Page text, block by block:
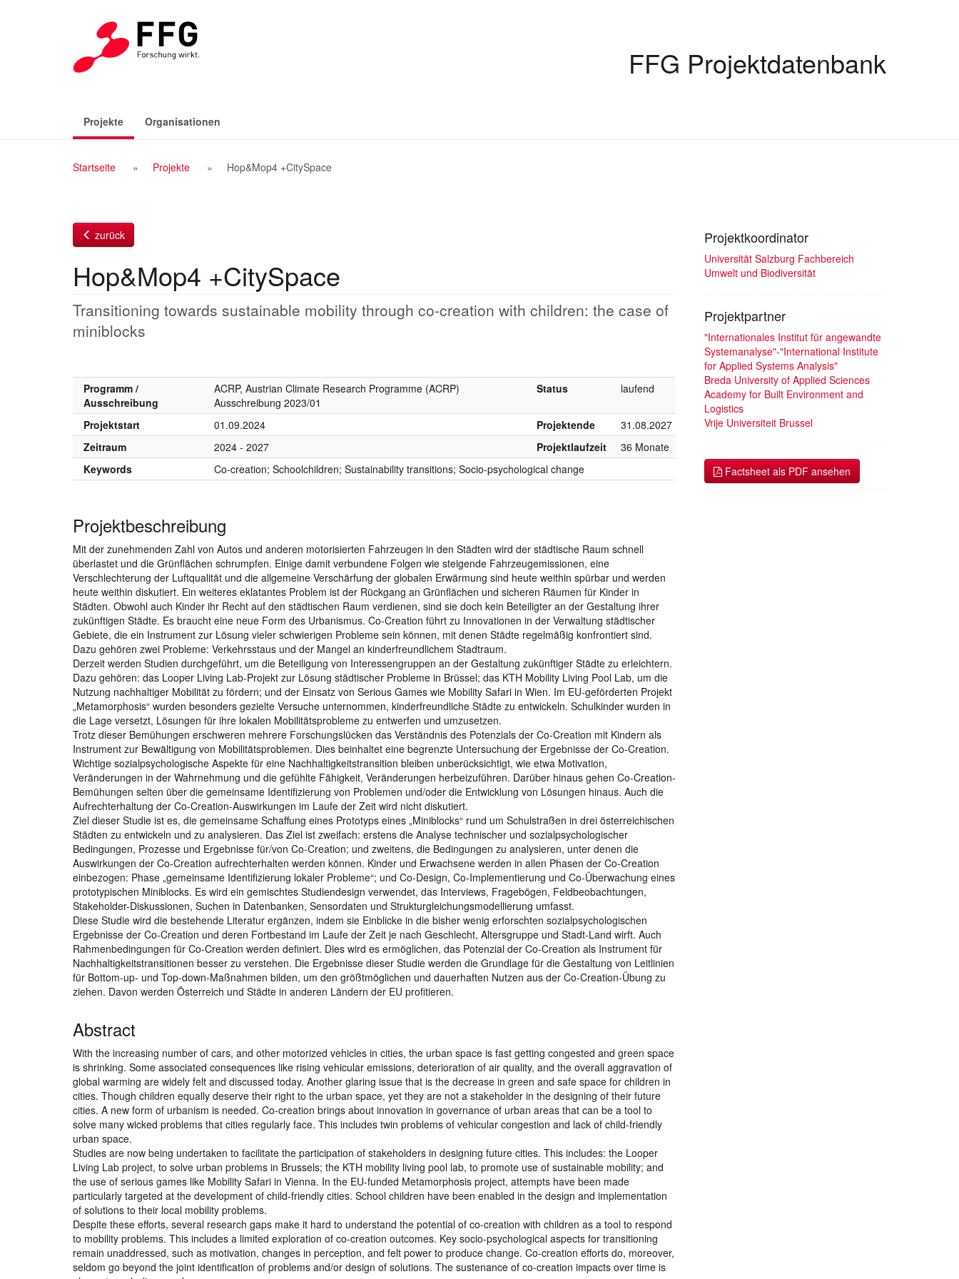
FFG Projektdatenbank
Projekte(aktiv)Organisationen
Breadcrumb
Startseite Projekte Hop&Mop4 +CitySpace
zurück
Hop&Mop4 +CitySpace
Transitioning towards sustainable mobility through co-creation with children: the case of
miniblocks
Programm /
Ausschreibung
ACRP, Austrian Climate Research Programme (ACRP)
Ausschreibung 2023/01
Status laufend
Projektstart 01.09.2024 Projektende
31.08.2027
Zeitraum
2024 - 2027 Projektlaufzeit
36 Monate
Keywords
Co-creation; Schoolchildren; Sustainability transitions; Socio-psychological change
Projektbeschreibung
Mit der zunehmenden Zahl von Autos und anderen motorisierten Fahrzeugen in den Städten wird der städtische Raum schnell
überlastet und die Grünflächen schrumpfen. Einige damit verbundene Folgen wie steigende Fahrzeugemissionen, eine
Verschlechterung der Luftqualität und die allgemeine Verschärfung der globalen Erwärmung sind heute weithin spürbar und werden
heute weithin diskutiert. Ein weiteres eklatantes Problem ist der Rückgang an Grünflächen und sicheren Räumen für Kinder in
Städten. Obwohl auch Kinder ihr Recht auf den städtischen Raum verdienen, sind sie doch kein Beteiligter an der Gestaltung ihrer
zukünftigen Städte. Es braucht eine neue Form des Urbanismus. Co-Creation führt zu Innovationen in der Verwaltung städtischer
Gebiete, die ein Instrument zur Lösung vieler schwierigen Probleme sein können, mit denen Städte regelmäßig konfrontiert sind.
Dazu gehören zwei Probleme: Verkehrsstaus und der Mangel an kinderfreundlichem Stadtraum.
Derzeit werden Studien durchgeführt, um die Beteiligung von Interessengruppen an der Gestaltung zukünftiger Städte zu erleichtern.
Dazu gehören: das Looper Living Lab-Projekt zur Lösung städtischer Probleme in Brüssel; das KTH Mobility Living Pool Lab, um die
Nutzung nachhaltiger Mobilität zu fördern; und der Einsatz von Serious Games wie Mobility Safari in Wien. Im EU-geförderten Projekt
„Metamorphosis“ wurden besonders gezielte Versuche unternommen, kinderfreundliche Städte zu entwickeln. Schulkinder wurden in
die Lage versetzt, Lösungen für ihre lokalen Mobilitätsprobleme zu entwerfen und umzusetzen.
Trotz dieser Bemühungen erschweren mehrere Forschungslücken das Verständnis des Potenzials der Co-Creation mit Kindern als
Instrument zur Bewältigung von Mobilitätsproblemen. Dies beinhaltet eine begrenzte Untersuchung der Ergebnisse der Co-Creation.
Wichtige sozialpsychologische Aspekte für eine Nachhaltigkeitstransition bleiben unberücksichtigt, wie etwa Motivation,
Veränderungen in der Wahrnehmung und die gefühlte Fähigkeit, Veränderungen herbeizuführen. Darüber hinaus gehen Co-Creation-
Bemühungen selten über die gemeinsame Identifizierung von Problemen und/oder die Entwicklung von Lösungen hinaus. Auch die
Aufrechterhaltung der Co-Creation-Auswirkungen im Laufe der Zeit wird nicht diskutiert.
Ziel dieser Studie ist es, die gemeinsame Schaffung eines Prototyps eines „Miniblocks“ rund um Schulstraßen in drei österreichischen
Städten zu entwickeln und zu analysieren. Das Ziel ist zweifach: erstens die Analyse technischer und sozialpsychologischer
Bedingungen, Prozesse und Ergebnisse für/von Co-Creation; und zweitens, die Bedingungen zu analysieren, unter denen die
Auswirkungen der Co-Creation aufrechterhalten werden können. Kinder und Erwachsene werden in allen Phasen der Co-Creation
einbezogen: Phase „gemeinsame Identifizierung lokaler Probleme“; und Co-Design, Co-Implementierung und Co-Überwachung eines
prototypischen Miniblocks. Es wird ein gemischtes Studiendesign verwendet, das Interviews, Fragebögen, Feldbeobachtungen,
Stakeholder-Diskussionen, Suchen in Datenbanken, Sensordaten und Strukturgleichungsmodellierung umfasst.
Diese Studie wird die bestehende Literatur ergänzen, indem sie Einblicke in die bisher wenig erforschten sozialpsychologischen
Ergebnisse der Co-Creation und deren Fortbestand im Laufe der Zeit je nach Geschlecht, Altersgruppe und Stadt-Land wirft. Auch
Rahmenbedingungen für Co-Creation werden definiert. Dies wird es ermöglichen, das Potenzial der Co-Creation als Instrument für
Nachhaltigkeitstransitionen besser zu verstehen. Die Ergebnisse dieser Studie werden die Grundlage für die Gestaltung von Leitlinien
für Bottom-up- und Top-down-Maßnahmen bilden, um den größtmöglichen und dauerhaften Nutzen aus der Co-Creation-Übung zu
ziehen. Davon werden Österreich und Städte in anderen Ländern der EU profitieren.
Abstract
With the increasing number of cars, and other motorized vehicles in cities, the urban space is fast getting congested and green space
is shrinking. Some associated consequences like rising vehicular emissions, deterioration of air quality, and the overall aggravation of
global warming are widely felt and discussed today. Another glaring issue that is the decrease in green and safe space for children in
cities. Though children equally deserve their right to the urban space, yet they are not a stakeholder in the designing of their future
cities. A new form of urbanism is needed. Co-creation brings about innovation in governance of urban areas that can be a tool to
solve many wicked problems that cities regularly face. This includes twin problems of vehicular congestion and lack of child-friendly
urban space.
Studies are now being undertaken to facilitate the participation of stakeholders in designing future cities. This includes: the Looper
Living Lab project, to solve urban problems in Brussels; the KTH mobility living pool lab, to promote use of sustainable mobility; and
the use of serious games like Mobility Safari in Vienna. In the EU-funded Metamorphosis project, attempts have been made
particularly targeted at the development of child-friendly cities. School children have been enabled in the design and implementation
of solutions to their local mobility problems.
Despite these efforts, several research gaps make it hard to understand the potential of co-creation with children as a tool to respond
to mobility problems. This includes a limited exploration of co-creation outcomes. Key socio-psychological aspects for transitioning
remain unaddressed, such as motivation, changes in perception, and felt power to produce change. Co-creation efforts do, moreover,
seldom go beyond the joint identification of problems and/or design of solutions. The sustenance of co-creation impacts over time is
Projektkoordinator
Universität Salzburg Fachbereich
Umwelt und Biodiversität
Projektpartner
"Internationales Institut für angewandte
Systemanalyse"-"International Institute
for Applied Systems Analysis"
Breda University of Applied Sciences
Academy for Built Environment and
Logistics
Vrije Universiteit Brussel
Factsheet als PDF ansehen